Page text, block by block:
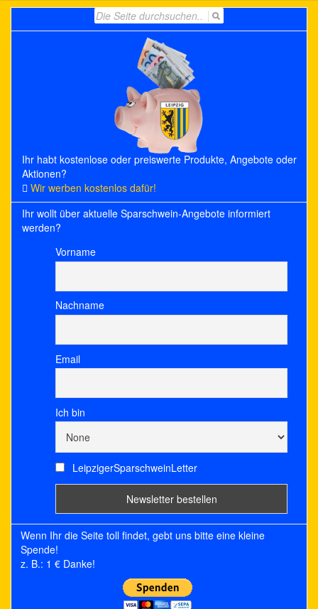
for:
Ihr habt kostenlose oder preiswerte Produkte, Angebote oder
Aktionen?
Wir werben kostenlos dafür!
Ihr wollt über aktuelle Sparschwein-Angebote informiert
werden?
Vorname
Nachname
Email
Ich bin
LeipzigerSparschweinLetter
Wenn Ihr die Seite toll findet, gebt uns bitte eine kleine
Spende!
z. B.: 1 € Danke!